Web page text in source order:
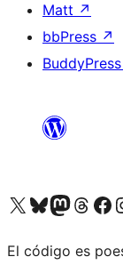
Matt ↗
bbPress ↗
BuddyPress
Visita nuestra cuenta de X (anteriormente Twitter)
Visita nuestra cuenta de Bluesky
Visita nuestra cuenta
Visita nuestra
Visita
El código es